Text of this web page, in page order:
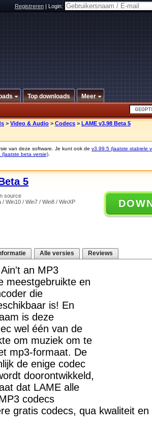
Registreren|Login:
Top downloads Meer
> Video & Audio > Codecs > LAME v3.98 Beta 5
van deze software. Je kunt ook de v3.99.5 (laatste stabiele
(laatste beta versie)
5
source
/ Win10 / Win7 / Win8 / WinXP
Alle versies Reviews
an MP3
meestgebruikte en
die
is! En
is deze
wel één van de
om muziek om te
mp3-formaat. De
de enige codec
doorontwikkeld,
dat LAME alle
codecs
gratis codecs, qua kwaliteit